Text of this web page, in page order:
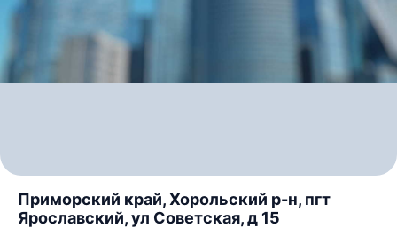
Приморский край, Хорольский р-н, пгт
Ярославский, ул Советская, д 15